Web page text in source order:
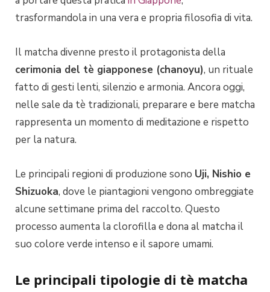
trasformandola in una vera e propria filosofia di vita.
Il matcha divenne presto il protagonista della
cerimonia del tè giapponese (chanoyu), un rituale
fatto di gesti lenti, silenzio e armonia. Ancora oggi,
nelle sale da tè tradizionali, preparare e bere matcha
rappresenta un momento di meditazione e rispetto
per la natura.
Le principali regioni di produzione sono Uji, Nishio e
Shizuoka, dove le piantagioni vengono ombreggiate
alcune settimane prima del raccolto. Questo
processo aumenta la clorofilla e dona al matcha il
suo colore verde intenso e il sapore umami.
Le principali tipologie di tè matcha